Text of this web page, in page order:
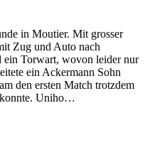
in Moutier. Mit grosser
Zug und Auto nach
ein Torwart, wovon leider nur
ein Ackermann Sohn
den ersten Match trotzdem
Uniho…